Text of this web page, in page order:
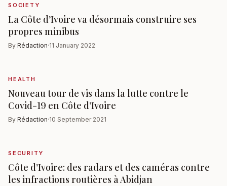
SOCIETY
La Côte d’Ivoire va désormais construire ses
propres minibus
By Rédaction·11 January 2022
HEALTH
Nouveau tour de vis dans la lutte contre le
Covid-19 en Côte d’Ivoire
By Rédaction·10 September 2021
SECURITY
Côte d’Ivoire: des radars et des caméras contre
les infractions routières à Abidjan